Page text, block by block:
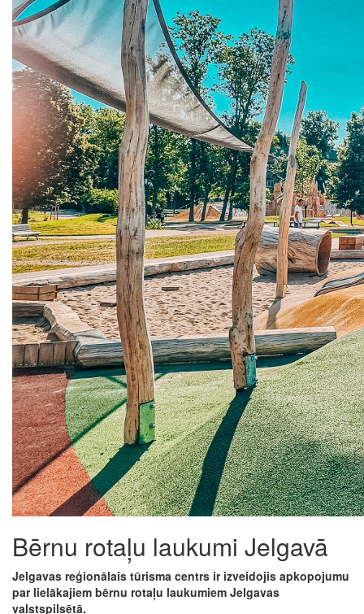
Bērnu rotaļu laukumi Jelgavā
Jelgavas reģionālais tūrisma centrs ir izveidojis apkopojumu
par lielākajiem bērnu rotaļu laukumiem Jelgavas
valstspilsētā.